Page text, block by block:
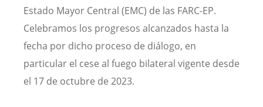
Estado Mayor Central (EMC) de las FARC-EP.
Celebramos los progresos alcanzados hasta la
fecha por dicho proceso de diálogo, en
particular el cese al fuego bilateral vigente desde
el 17 de octubre de 2023.